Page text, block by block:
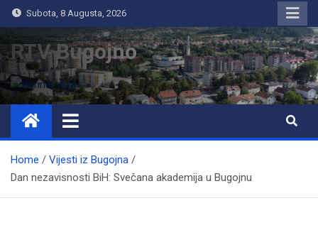
Subota, 8 Augusta, 2026
RTV Bugojno
Home
Vijesti iz Bugojna
Dan nezavisnosti BiH: Svečana akademija u Bugojnu